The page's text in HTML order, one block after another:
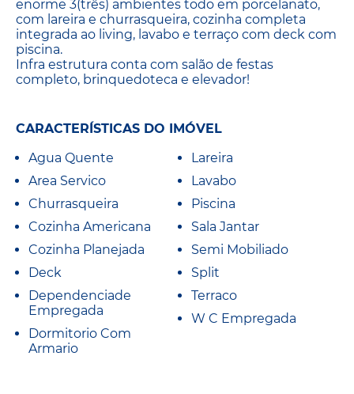
enorme 3(três) ambientes todo em porcelanato,
com lareira e churrasqueira, cozinha completa
integrada ao living, lavabo e terraço com deck com
piscina.
Infra estrutura conta com salão de festas
completo, brinquedoteca e elevador!
CARACTERÍSTICAS DO IMÓVEL
Agua Quente
Area Servico
Churrasqueira
Cozinha Americana
Cozinha Planejada
Deck
Dependenciade
Empregada
Dormitorio Com
Armario
Lareira
Lavabo
Piscina
Sala Jantar
Semi Mobiliado
Split
Terraco
W C Empregada